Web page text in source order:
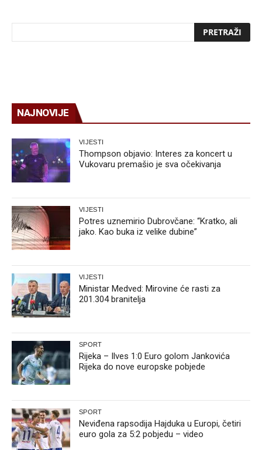
NAJNOVIJE
VIJESTI
Thompson objavio: Interes za koncert u
Vukovaru premašio je sva očekivanja
VIJESTI
Potres uznemirio Dubrovčane: “Kratko, ali
jako. Kao buka iz velike dubine”
VIJESTI
Ministar Medved: Mirovine će rasti za
201.304 branitelja
SPORT
Rijeka – Ilves 1:0 Euro golom Jankovića
Rijeka do nove europske pobjede
SPORT
Neviđena rapsodija Hajduka u Europi, četiri
euro gola za 5:2 pobjedu – video